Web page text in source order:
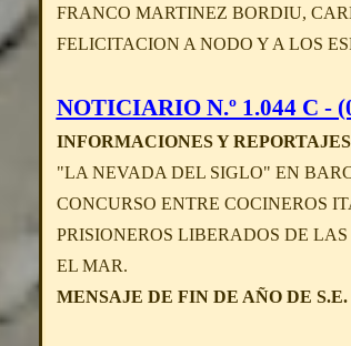
FRANCO MARTINEZ BORDIU,
FELICITACION A NODO Y A LOS
NOTICIARIO N.º 1.044 C -
INFORMACIONES Y REPORTAJES
"LA NEVADA DEL SIGLO" EN
CONCURSO ENTRE COCINEROS
PRISIONEROS LIBERADOS DE
EL MAR.
MENSAJE DE FIN DE AÑO DE